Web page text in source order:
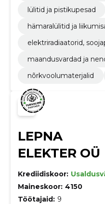
lülitid ja pistikupesad
hämaralülitid ja
elektriradiaatorid,
maandusvardad ja
nõrkvoolumaterjalid
LEPNA
ELEKTER OÜ
Krediidiskoor:
Maineskoor: 4150
Töötajaid: 9